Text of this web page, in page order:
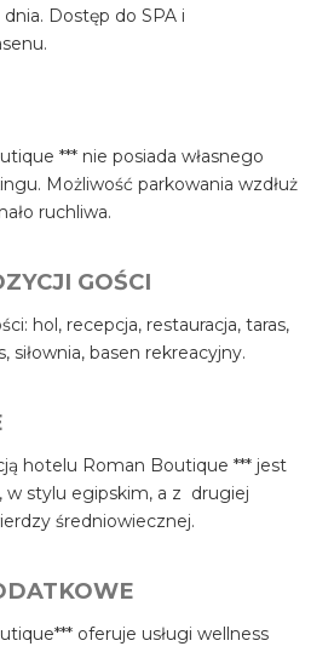
Dostęp do SPA i
*** nie posiada własnego
Możliwość parkowania wzdłuż
ruchliwa.
GOŚCI
hol, recepcja, restauracja, taras,
siłownia, basen rekreacyjny.
hotelu Roman Boutique *** jest
w stylu egipskim, a z drugiej
średniowiecznej.
oferuje usługi wellness